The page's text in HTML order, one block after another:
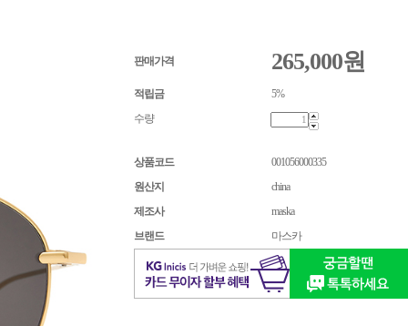
판매가격 265,000원
적립금
5%
수량
상품코드
001056000335
원산지
china
제조사
maska
브랜드
마스카